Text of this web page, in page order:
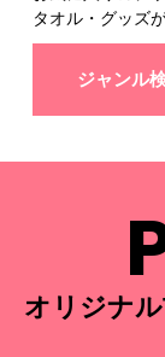
タオル・グッズ
ジャンル
オリジナ